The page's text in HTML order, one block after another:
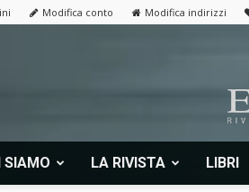
Modifica conto Modifica indirizzi
SIAMO LA RIVISTA LIBRI